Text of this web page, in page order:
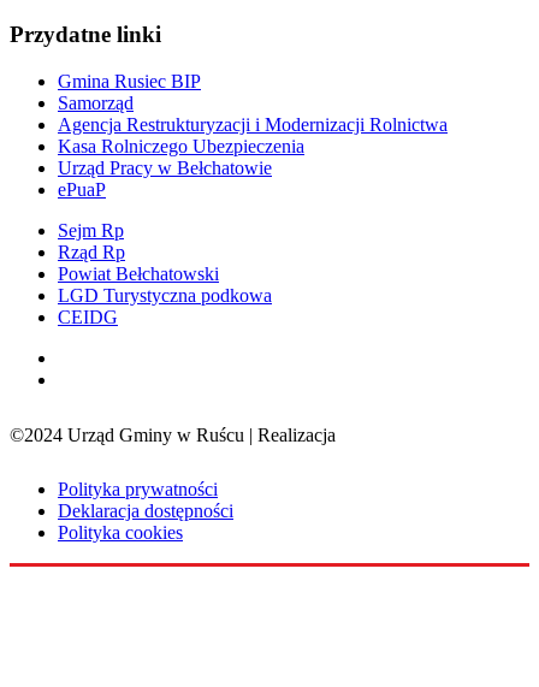
Przydatne linki
Gmina Rusiec BIP
Samorząd
Agencja Restrukturyzacji i Modernizacji Rolnictwa
Kasa Rolniczego Ubezpieczenia
Urząd Pracy w Bełchatowie
ePuaP
Sejm Rp
Rząd Rp
Powiat Bełchatowski
LGD Turystyczna podkowa
CEIDG
©2024 Urząd Gminy w Ruścu | Realizacja
Polityka prywatności
Deklaracja dostępności
Polityka cookies